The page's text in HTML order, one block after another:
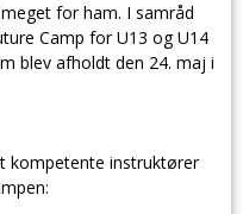
for ham. I samråd
Camp for U13 og U14
blev afholdt den 24. maj i
kompetente instruktører